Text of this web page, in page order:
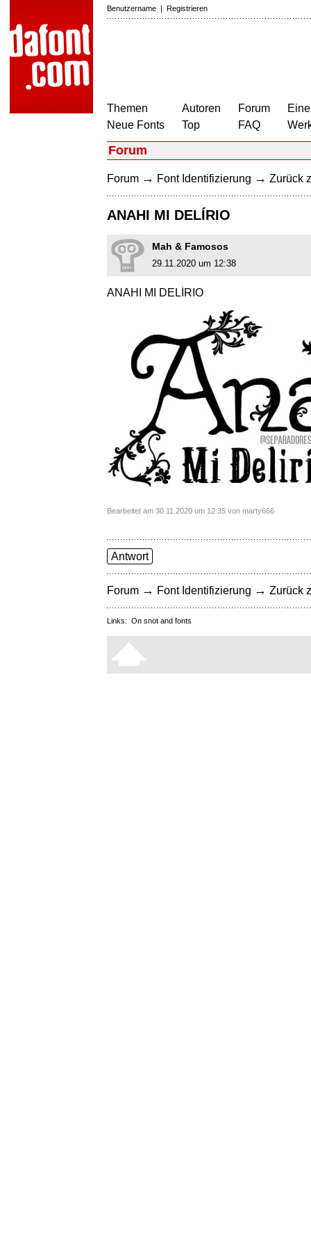
Benutzername | Registrieren
Themen
Neue Fonts
Autoren
Top
Forum
FAQ
Forum
Forum → Font Identifizierung → Zurück
ANAHI MI DELÍRIO
Mah & Famosos
29.11.2020 um 12:38
ANAHI MI DELÍRIO
Bearbeitet am 30.11.2020 um 12:35 von marty666
Antwort
Forum → Font Identifizierung → Zurück
Links: On snot and fonts